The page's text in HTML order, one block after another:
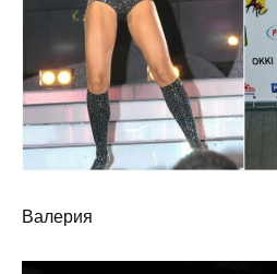
Валерия